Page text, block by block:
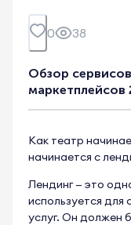
0 38
Обзор
маркетплейсов
Как театр
начинается с
Лендинг — это
используется
услуг. Он должен